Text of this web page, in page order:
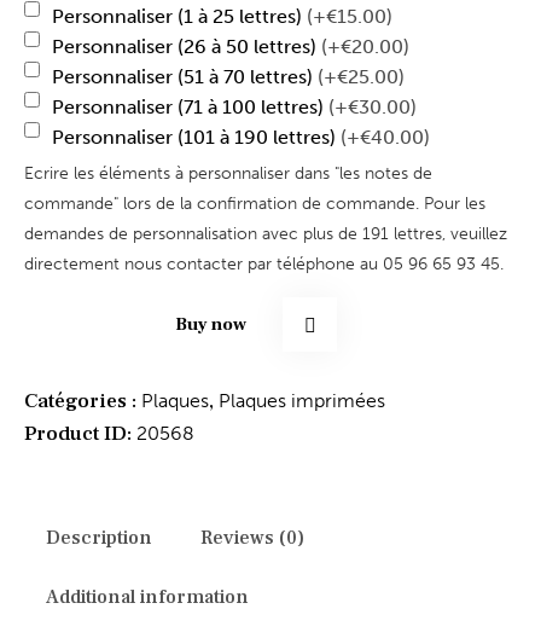
Personnaliser (1 à 25 lettres) (+€15.00)
Personnaliser (26 à 50 lettres) (+€20.00)
Personnaliser (51 à 70 lettres) (+€25.00)
Personnaliser (71 à 100 lettres) (+€30.00)
Personnaliser (101 à 190 lettres) (+€40.00)
Ecrire les éléments à personnaliser dans "les notes de
commande" lors de la confirmation de commande. Pour les
demandes de personnalisation avec plus de 191 lettres, veuillez
directement nous contacter par téléphone au 05 96 65 93 45.
Buy now
Catégories : Plaques, Plaques imprimées
Product ID: 20568
Description Reviews (0)
Additional information